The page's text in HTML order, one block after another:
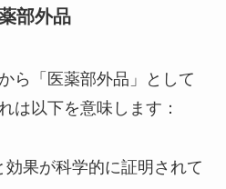
部外品
ら「医薬部外品」として
は以下を意味します：
果が科学的に証明されて